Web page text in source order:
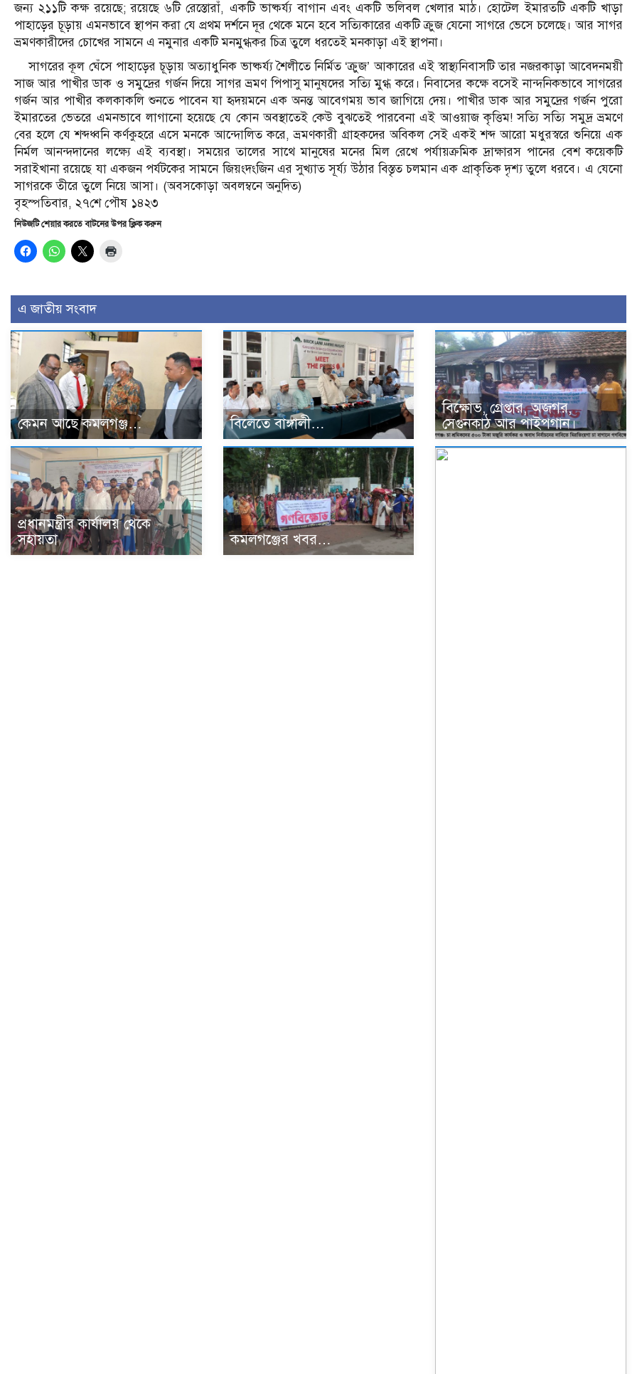
জন্য ২১১টি কক্ষ রয়েছে; রয়েছে ৬টি রেস্তোরাঁ, একটি ভাষ্কর্য্য বাগান এবং একটি ভলিবল খেলার মাঠ। হোটেল ইমারতটি একটি খাড়া
পাহাড়ের চূড়ায় এমনভাবে স্থাপন করা যে প্রথম দর্শনে দূর থেকে মনে হবে সত্যিকারের একটি ক্রুজ যেনো সাগরে ভেসে চলেছে। আর সাগর
ভ্রমণকারীদের চোখের সামনে এ নমুনার একটি মনমুগ্ধকর চিত্র তুলে ধরতেই মনকাড়া এই স্থাপনা।
সাগরের কূল ঘেঁসে পাহাড়ের চূড়ায় অত্যাধুনিক ভাষ্কর্য্য শৈলীতে নির্মিত ‘ক্রুজ’ আকারের এই স্বাস্থ্যনিবাসটি তার নজরকাড়া আবেদনময়ী
সাজ আর পাখীর ডাক ও সমুদ্রের গর্জন দিয়ে সাগর ভ্রমণ পিপাসু মানুষদের সত্যি মুগ্ধ করে। নিবাসের কক্ষে বসেই নান্দনিকভাবে সাগরের
গর্জন আর পাখীর কলকাকলি শুনতে পাবেন যা হৃদয়মনে এক অনন্ত আবেগময় ভাব জাগিয়ে দেয়। পাখীর ডাক আর সমুদ্রের গর্জন পুরো
ইমারতের ভেতরে এমনভাবে লাগানো হয়েছে যে কোন অবস্থাতেই কেউ বুঝতেই পারবেনা এই আওয়াজ কৃত্তিম! সত্যি সত্যি সমুদ্র ভ্রমণে
বের হলে যে শব্দধ্বনি কর্ণকুহরে এসে মনকে আন্দোলিত করে, ভ্রমণকারী গ্রাহকদের অবিকল সেই একই শব্দ আরো মধুরস্বরে শুনিয়ে এক
নির্মল আনন্দদানের লক্ষ্যে এই ব্যবস্থা। সময়ের তালের সাথে মানুষের মনের মিল রেখে পর্যায়ক্রমিক দ্রাক্ষারস পানের বেশ কয়েকটি
সরাইখানা রয়েছে যা একজন পর্যটকের সামনে জিয়ংদংজিন এর সুখ্যাত সূর্য্য উঠার বিস্তৃত চলমান এক প্রাকৃতিক দৃশ্য তুলে ধরবে। এ যেনো
সাগরকে তীরে তুলে নিয়ে আসা। (অবসকোড়া অবলম্বনে অনুদিত)
বৃহস্পতিবার, ২৭শে পৌষ ১৪২৩
নিউজটি শেয়ার করতে বাটনের উপর ক্লিক করুন
এ জাতীয় সংবাদ
কেমন আছে কমলগঞ্জ… বিলেতে বাঙ্গালী…
বিক্ষোভ, গ্রেপ্তার, অজগর,
সেগুনকাঠ আর পাইপগান।
প্রধানমন্ত্রীর কার্যালয় থেকে
সহায়তা
কমলগঞ্জের খবর…